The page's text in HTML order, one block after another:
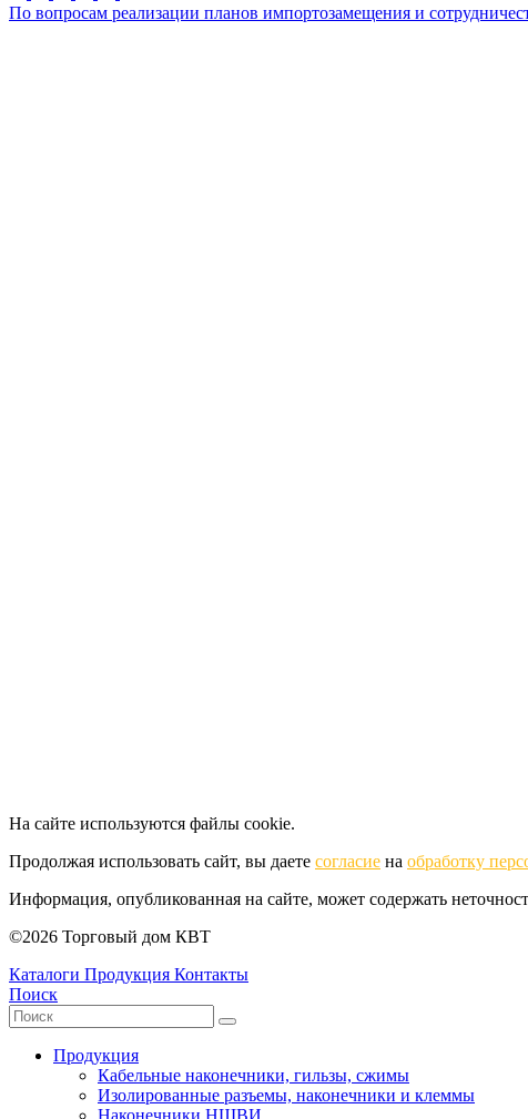
По вопросам реализации планов импортозамещения и
На сайте используются файлы cookie.
Продолжая использовать сайт, вы даете согласие на обработку
Информация, опубликованная на сайте, может содержать
©2026 Торговый дом КВТ
Каталоги Продукция Контакты
Поиск
Продукция
Кабельные наконечники, гильзы, сжимы
Изолированные разъемы, наконечники и клеммы